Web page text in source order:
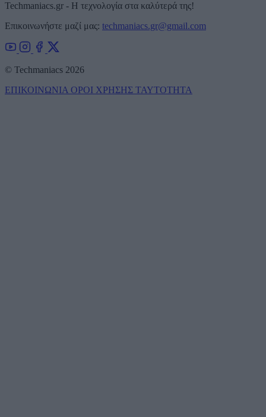
Techmaniacs.gr - Η τεχνολογία στα καλύτερά της!
Επικοινωνήστε μαζί μας: techmaniacs.gr@gmail.com
© Techmaniacs 2026
ΕΠΙΚΟΙΝΩΝΙΑ ΟΡΟΙ ΧΡΗΣΗΣ ΤΑΥΤΟΤΗΤΑ